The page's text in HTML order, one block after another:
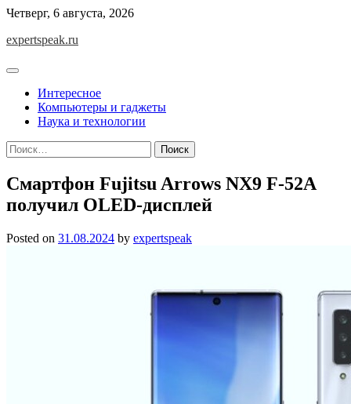
Skip
content
Четверг, 6 августа, 2026
expertspeak.ru
Интересное
Компьютеры и гаджеты
Наука и технологии
Найти:
Смартфон Fujitsu Arrows NX9 F-52A
получил OLED-дисплей
Posted on 31.08.2024 by expertspeak